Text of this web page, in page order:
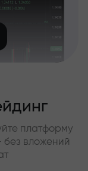
платформу
без вложений